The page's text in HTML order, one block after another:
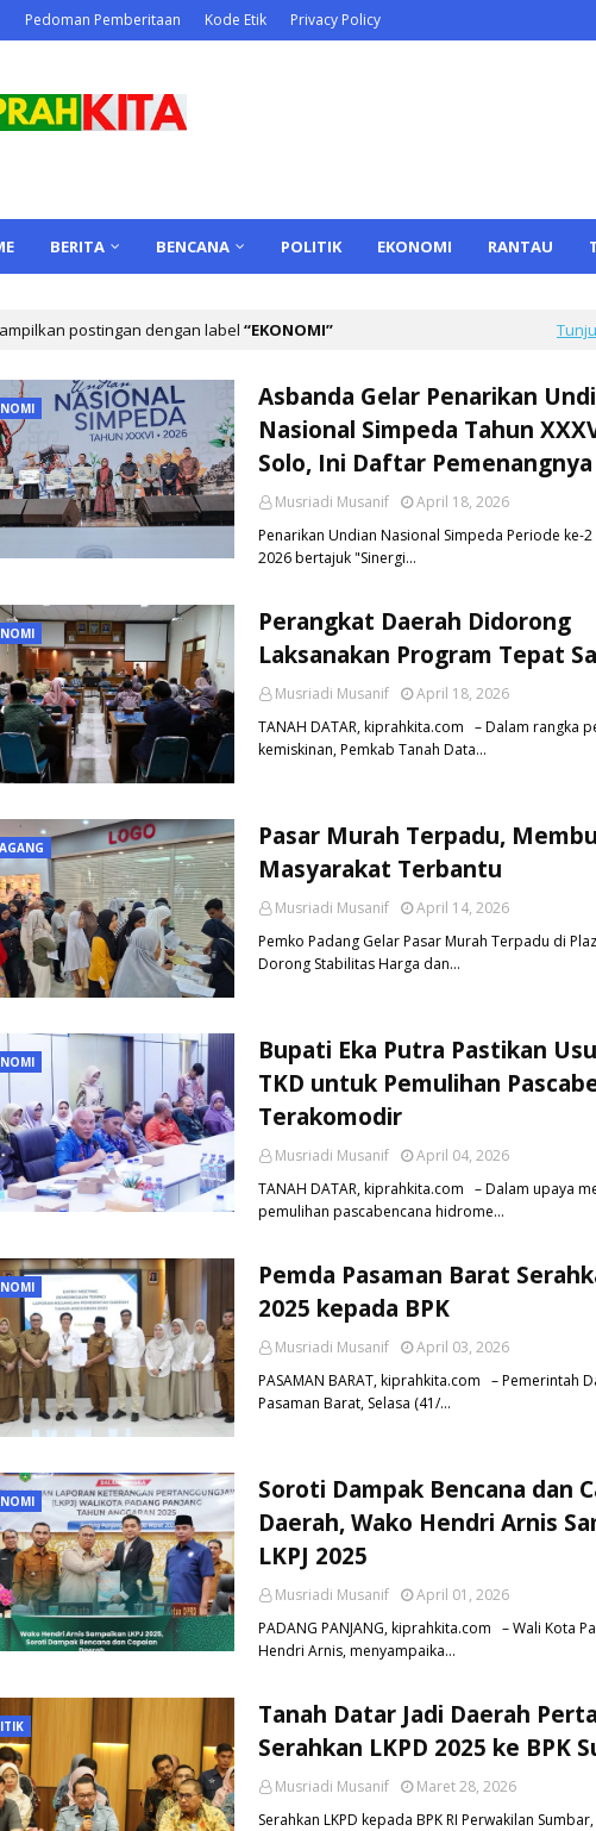
Pedoman Pemberitaan Kode Etik Privacy Policy
BERITA BENCANA POLITIK EKONOMI RANTAU
postingan dengan label EKONOMI
Asbanda Gelar Penarikan
Nasional Simpeda Tahun
Solo, Ini Daftar Pemenangnya
Musriadi Musanif
April 18, 2026
Penarikan Undian Nasional Simpeda Periode ke-2
2026 bertajuk "Sinergi…
Perangkat Daerah Didorong
Laksanakan Program Tepat
Musriadi Musanif
April 18, 2026
TANAH DATAR, kiprahkita.com – Dalam rangka
kemiskinan, Pemkab Tanah Data…
Pasar Murah Terpadu,
Masyarakat Terbantu
Musriadi Musanif
April 14, 2026
Pemko Padang Gelar Pasar Murah Terpadu di
Dorong Stabilitas Harga dan…
Bupati Eka Putra Pastikan
TKD untuk Pemulihan
Terakomodir
Musriadi Musanif
April 04, 2026
TANAH DATAR, kiprahkita.com – Dalam upaya
pemulihan pascabencana hidrome…
Pemda Pasaman Barat
2025 kepada BPK
Musriadi Musanif
April 03, 2026
PASAMAN BARAT, kiprahkita.com – Pemerintah
Pasaman Barat, Selasa (41/…
Soroti Dampak Bencana dan
Daerah, Wako Hendri Arnis
LKPJ 2025
Musriadi Musanif
April 01, 2026
PADANG PANJANG, kiprahkita.com – Wali Kota
Hendri Arnis, menyampaika…
Tanah Datar Jadi Daerah
Serahkan LKPD 2025 ke BPK
Musriadi Musanif
Maret 28, 2026
Serahkan LKPD kepada BPK RI Perwakilan